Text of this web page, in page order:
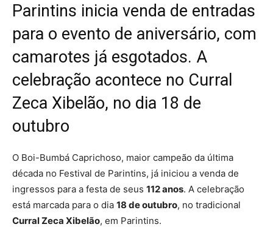
Parintins inicia venda de entradas
para o evento de aniversário, com
camarotes já esgotados. A
celebração acontece no Curral
Zeca Xibelão, no dia 18 de
outubro
O Boi-Bumbá Caprichoso, maior campeão da última
década no Festival de Parintins, já iniciou a venda de
ingressos para a festa de seus 112 anos. A celebração
está marcada para o dia 18 de outubro, no tradicional
Curral Zeca Xibelão, em Parintins.